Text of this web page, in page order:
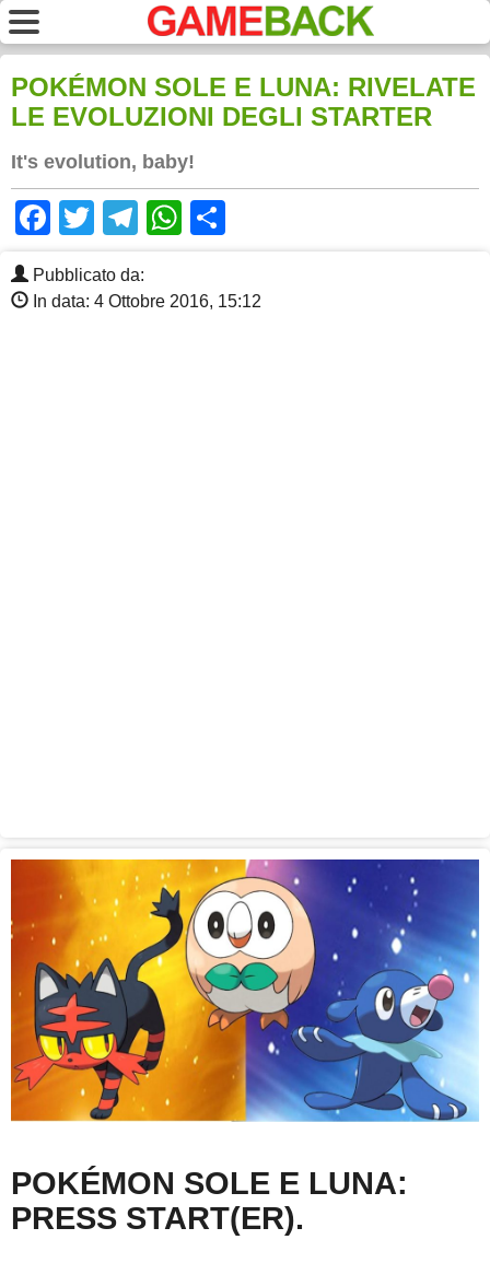
POKÉMON SOLE E LUNA: RIVELATE
LE EVOLUZIONI DEGLI STARTER
It's evolution, baby!
Facebook
TwitterTelegram
WhatsApp
Pubblicato da:
In data: 4 Ottobre 2016, 15:12
POKÉMON SOLE E LUNA:
PRESS START(ER).